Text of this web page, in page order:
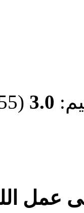
3.0 (1755 مرات التقييم)
عمل